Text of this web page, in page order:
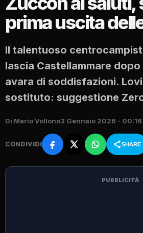
prima uscita
Il talentuoso
lascia Castellammare
avara di soddisfazioni.
sostituto: suggestione
Di Mario Vollono3 Gennaio 2026 - 00:16
CONDIVIDI SHARE
PUBBLICITÀ